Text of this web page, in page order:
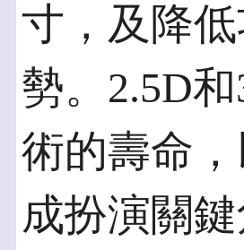
寸，及降
勢。2.5D
術的壽命
成扮演關